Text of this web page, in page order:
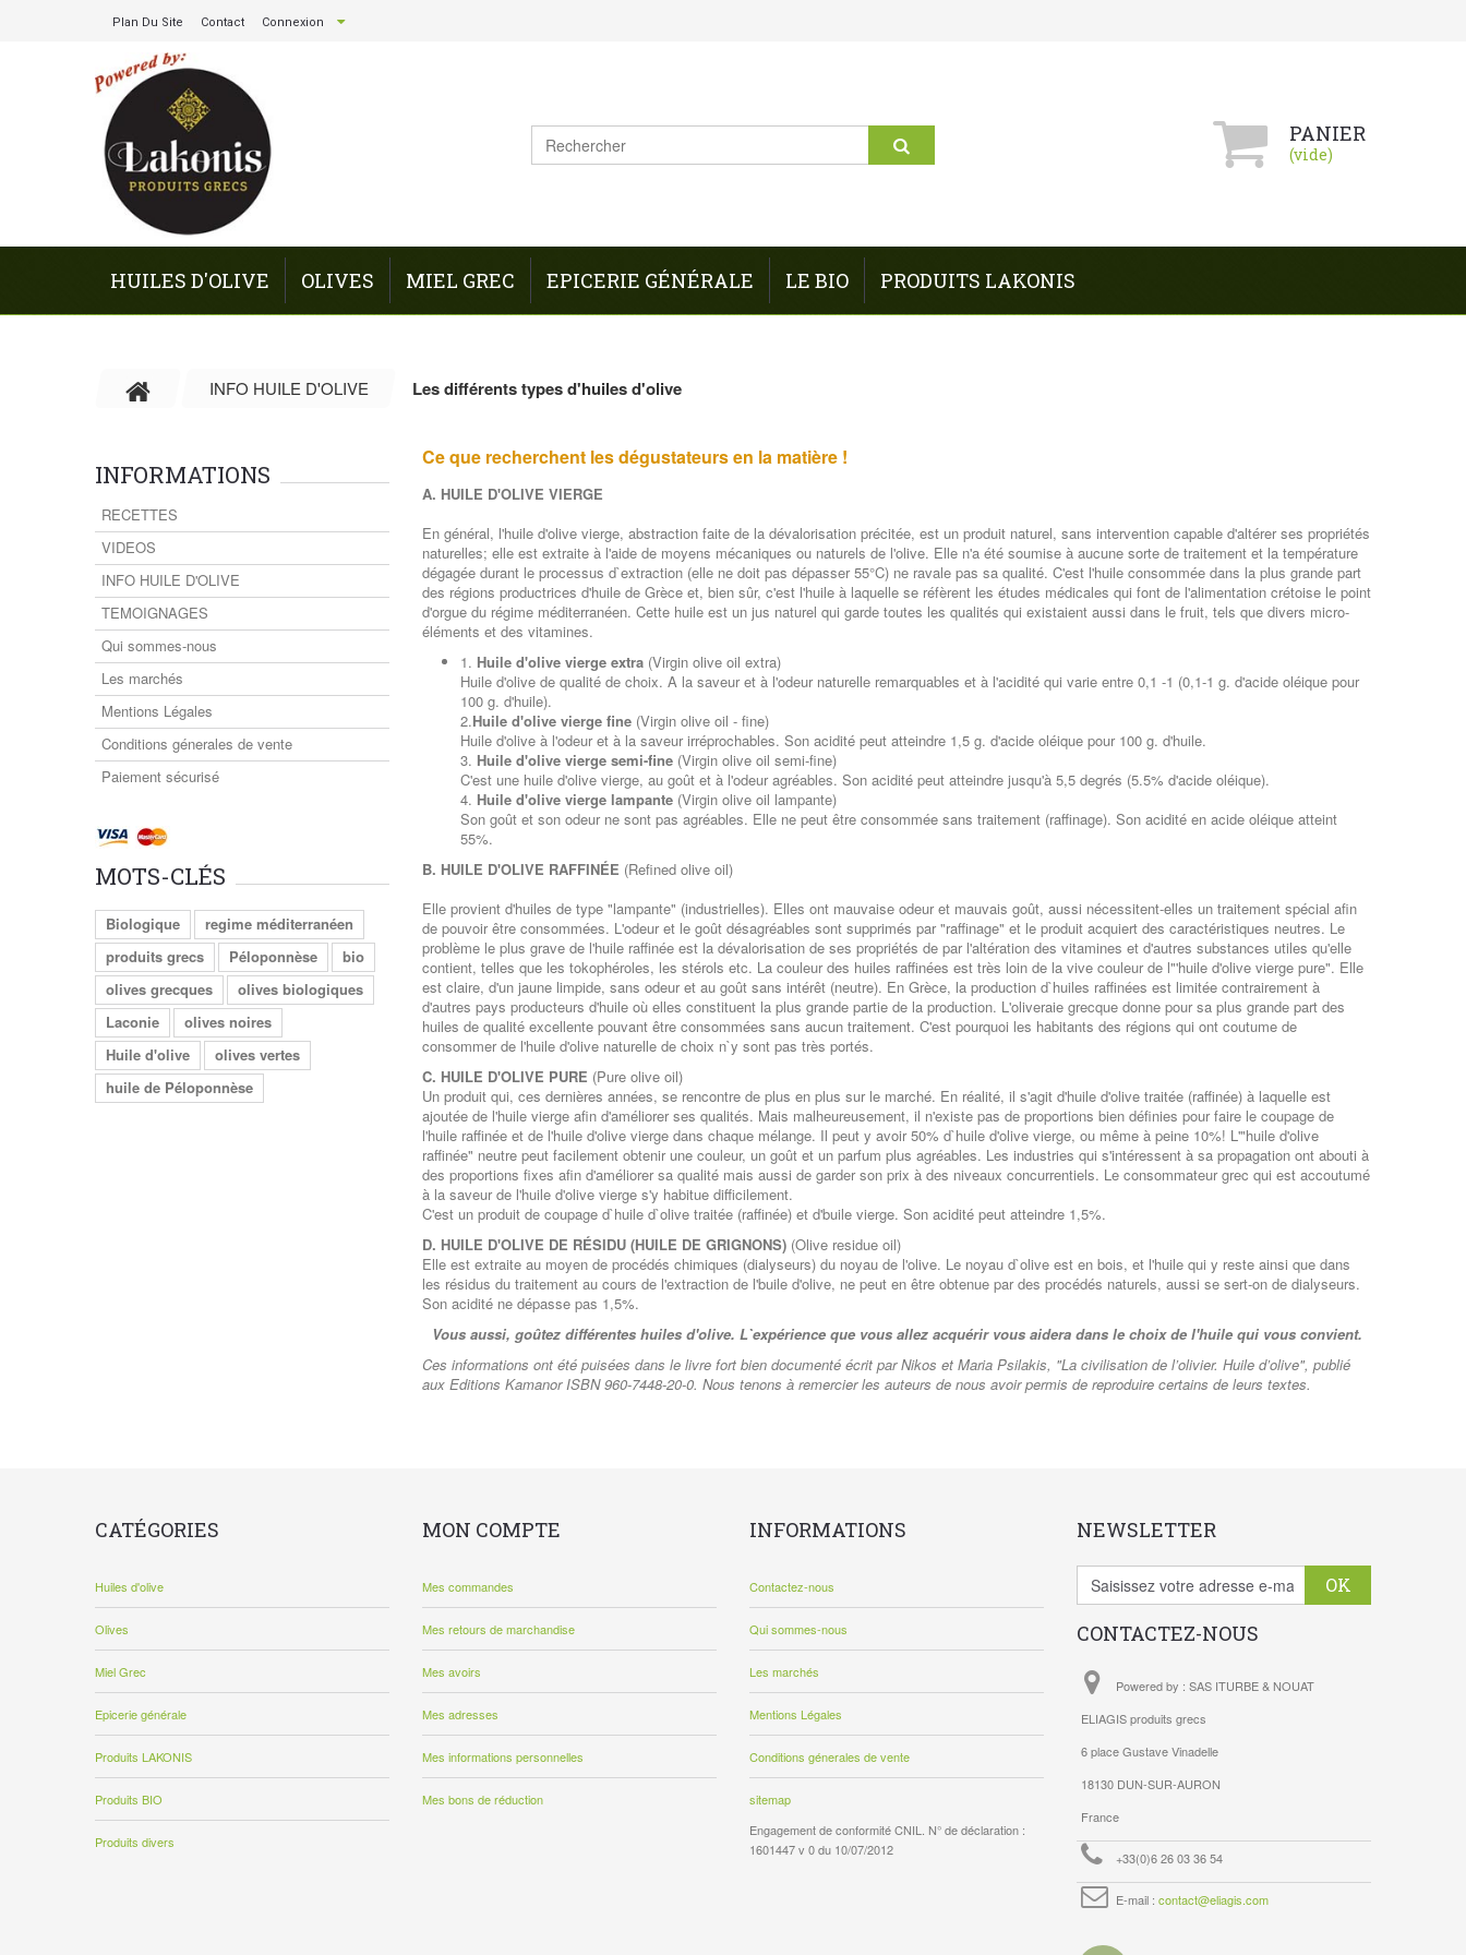
Contact
Plan Du Site Connexion
PANIER
(vide)
HUILES D'OLIVE OLIVES MIEL GREC EPICERIE GÉNÉRALE LE BIO PRODUITS LAKONIS
INFO HUILE D'OLIVE Les différents types d'huiles d'olive
Ce que recherchent les dégustateurs en la matière !
A. HUILE D'OLIVE VIERGE
En général, l'huile d'olive vierge, abstraction faite de la dévalorisation précitée, est un produit naturel, sans intervention capable d'altérer ses propriétés
naturelles; elle est extraite à l'aide de moyens mécaniques ou naturels de l'olive. Elle n'a été soumise à aucune sorte de traitement et la température
dégagée durant le processus d`extraction (elle ne doit pas dépasser 55°C) ne ravale pas sa qualité. C'est l'huile consommée dans la plus grande part
des régions productrices d'huile de Grèce et, bien sûr, c'est l'huile à laquelle se réfèrent les études médicales qui font de l'alimentation crétoise le point
d'orgue du régime méditerranéen. Cette huile est un jus naturel qui garde toutes les qualités qui existaient aussi dans le fruit, tels que divers micro-
éléments et des vitamines.
1. Huile d'olive vierge extra (Virgin olive oil extra)
Huile d'olive de qualité de choix. A la saveur et à l'odeur naturelle remarquables et à l'acidité qui varie entre 0,1 -1 (0,1-1 g. d'acide oléique pour
100 g. d'huile).
2.Huile d'olive vierge fine (Virgin olive oil - fine)
Huile d'olive à l'odeur et à la saveur irréprochables. Son acidité peut atteindre 1,5 g. d'acide oléique pour 100 g. d'huile.
3. Huile d'olive vierge semi-fine (Virgin olive oil semi-fine)
C'est une huile d'olive vierge, au goût et à l'odeur agréables. Son acidité peut atteindre jusqu'à 5,5 degrés (5.5% d'acide oléique).
4. Huile d'olive vierge lampante (Virgin olive oil lampante)
Son goût et son odeur ne sont pas agréables. Elle ne peut être consommée sans traitement (raffinage). Son acidité en acide oléique atteint
55%.
B. HUILE D'OLIVE RAFFINÉE (Refined olive oil)
Elle provient d'huiles de type "lampante" (industrielles). Elles ont mauvaise odeur et mauvais goût, aussi nécessitent-elles un traitement spécial afin
de pouvoir être consommées. L'odeur et le goût désagréables sont supprimés par "raffinage" et le produit acquiert des caractéristiques neutres. Le
problème le plus grave de l'huile raffinée est la dévalorisation de ses propriétés de par l'altération des vitamines et d'autres substances utiles qu'elle
contient, telles que les tokophéroles, les stérols etc. La couleur des huiles raffinées est très loin de la vive couleur de l"'huile d'olive vierge pure". Elle
est claire, d'un jaune limpide, sans odeur et au goût sans intérêt (neutre). En Grèce, la production d`huiles raffinées est limitée contrairement à
d'autres pays producteurs d'huile où elles constituent la plus grande partie de la production. L'oliveraie grecque donne pour sa plus grande part des
huiles de qualité excellente pouvant être consommées sans aucun traitement. C'est pourquoi les habitants des régions qui ont coutume de
consommer de l'huile d'olive naturelle de choix n`y sont pas très portés.
C. HUILE D'OLIVE PURE (Pure olive oil)
Un produit qui, ces dernières années, se rencontre de plus en plus sur le marché. En réalité, il s'agit d'huile d'olive traitée (raffinée) à laquelle est
ajoutée de l'huile vierge afin d'améliorer ses qualités. Mais malheureusement, il n'existe pas de proportions bien définies pour faire le coupage de
l'huile raffinée et de l'huile d'olive vierge dans chaque mélange. Il peut y avoir 50% d`huile d'olive vierge, ou même à peine 10%! L'"huile d'olive
raffinée" neutre peut facilement obtenir une couleur, un goût et un parfum plus agréables. Les industries qui s'intéressent à sa propagation ont abouti à
des proportions fixes afin d'améliorer sa qualité mais aussi de garder son prix à des niveaux concurrentiels. Le consommateur grec qui est accoutumé
à la saveur de l'huile d'olive vierge s'y habitue difficilement.
C'est un produit de coupage d`huile d`olive traitée (raffinée) et d'buile vierge. Son acidité peut atteindre 1,5%.
D. HUILE D'OLIVE DE RÉSIDU (HUILE DE GRIGNONS) (Olive residue oil)
Elle est extraite au moyen de procédés chimiques (dialyseurs) du noyau de l'olive. Le noyau d`olive est en bois, et l'huile qui y reste ainsi que dans
les résidus du traitement au cours de l'extraction de l'buile d'olive, ne peut en être obtenue par des procédés naturels, aussi se sert-on de dialyseurs.
Son acidité ne dépasse pas 1,5%.
Vous aussi, goûtez différentes huiles d'olive. L`expérience que vous allez acquérir vous aidera dans le choix de l'huile qui vous convient.
Ces informations ont été puisées dans le livre fort bien documenté écrit par Nikos et Maria Psilakis, "La civilisation de l’olivier. Huile d’olive", publié
aux Editions KamanorISBN 960-7448-20-0. Nous tenons à remercier les auteurs de nous avoir permis de reproduire certains de leurs textes.
INFORMATIONS
RECETTES
VIDEOS
INFO HUILE D'OLIVE
TEMOIGNAGES
Qui sommes-nous
Les marchés
Mentions Légales
Conditions génerales de vente
Paiement sécurisé
MOTS-CLÉS
Biologique
regime méditerranéen
produits grecs
Péloponnèse
bio
olives grecques
olives biologiques
Laconie
olives noires
Huile d'olive
olives vertes
huile de Péloponnèse
CATÉGORIES
Huiles d'olive
Olives
Miel Grec
Epicerie générale
Produits LAKONIS
Produits BIO
Produits divers
MON COMPTE
Mes commandes
Mes retours de marchandise
Mes avoirs
Mes adresses
Mes informations personnelles
Mes bons de réduction
INFORMATIONS
Contactez-nous
Qui sommes-nous
Les marchés
Mentions Légales
Conditions génerales de vente
sitemap
Engagement de conformité CNIL. N° de déclaration :
1601447 v 0 du 10/07/2012
NEWSLETTER
OK
CONTACTEZ-NOUS
Powered by : SAS ITURBE & NOUAT
ELIAGIS produits grecs
6 place Gustave Vinadelle
18130 DUN-SUR-AURON
France
+33(0)6 26 03 36 54
E-mail : contact@eliagis.com